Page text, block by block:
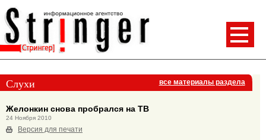
Слухи все материалы раздела
Желонкин снова пробрался на ТВ
24 Ноября 2010
Версия для печати